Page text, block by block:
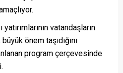
vatandaşların
önem taşıdığını
program çerçevesinde